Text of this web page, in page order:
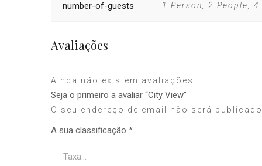
number-of-guests 1 Person, 2 People,
Avaliações
Ainda não existem avaliações.
Seja o primeiro a avaliar “City View”
O seu endereço de email não será publicado.
A sua classificação *